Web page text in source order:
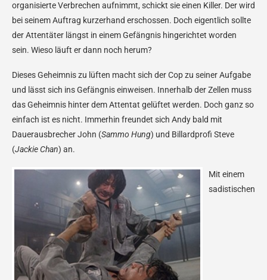
organisierte Verbrechen aufnimmt, schickt sie einen Killer. Der wird
bei seinem Auftrag kurzerhand erschossen. Doch eigentlich sollte
der Attentäter längst in einem Gefängnis hingerichtet worden
sein. Wieso läuft er dann noch herum?
Dieses Geheimnis zu lüften macht sich der Cop zu seiner Aufgabe
und lässt sich ins Gefängnis einweisen. Innerhalb der Zellen muss
das Geheimnis hinter dem Attentat gelüftet werden. Doch ganz so
einfach ist es nicht. Immerhin freundet sich Andy bald mit
Dauerausbrecher John (Sammo Hung) und Billardprofi Steve
(Jackie Chan) an.
Mit einem
sadistischen